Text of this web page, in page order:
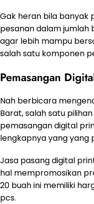
Gak heran bila banyak
pesanan dalam jumlah
agar lebih mampu
salah satu komponen
Pemasangan
Nah berbicara
Barat, salah satu
pemasangan digital
lengkapnya yang yang
Jasa pasang digital
hal mempromosikan
20 buah ini memiliki
pcs.